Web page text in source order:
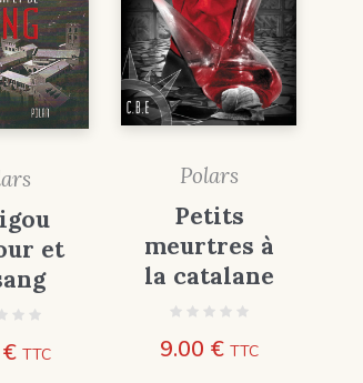
et
€ TTC
Polars
Petits
meurtres à
la catalane
9.00 € TTC